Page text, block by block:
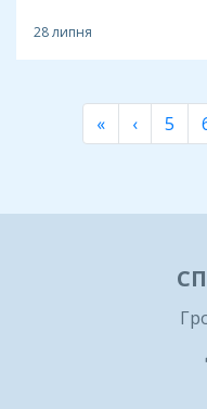
28 липня
« ‹ 5